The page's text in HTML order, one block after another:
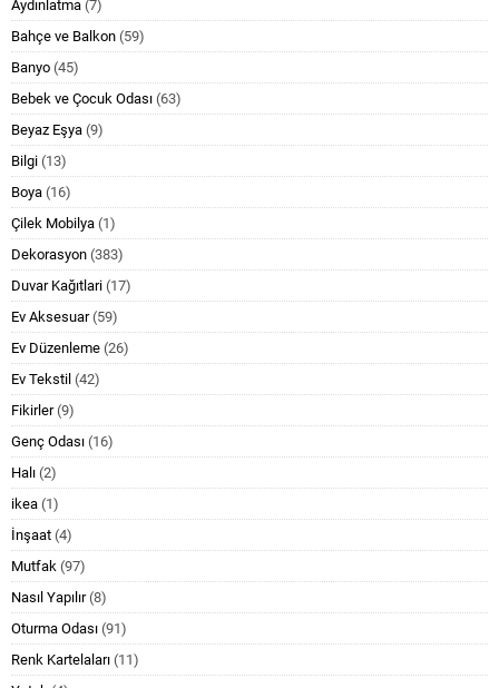
Aydınlatma (7)
Bahçe ve Balkon (59)
Banyo (45)
Bebek ve Çocuk Odası (63)
Beyaz Eşya (9)
Bilgi (13)
Boya (16)
Çilek Mobilya (1)
Dekorasyon (383)
Duvar Kağıtlari (17)
Ev Aksesuar(59)
Ev Düzenleme (26)
Ev Tekstil (42)
Fikirler(9)
Genç Odası (16)
Halı (2)
ikea (1)
İnşaat (4)
Mutfak (97)
Nasıl Yapılır(8)
Oturma Odası (91)
Renk Kartelaları (11)